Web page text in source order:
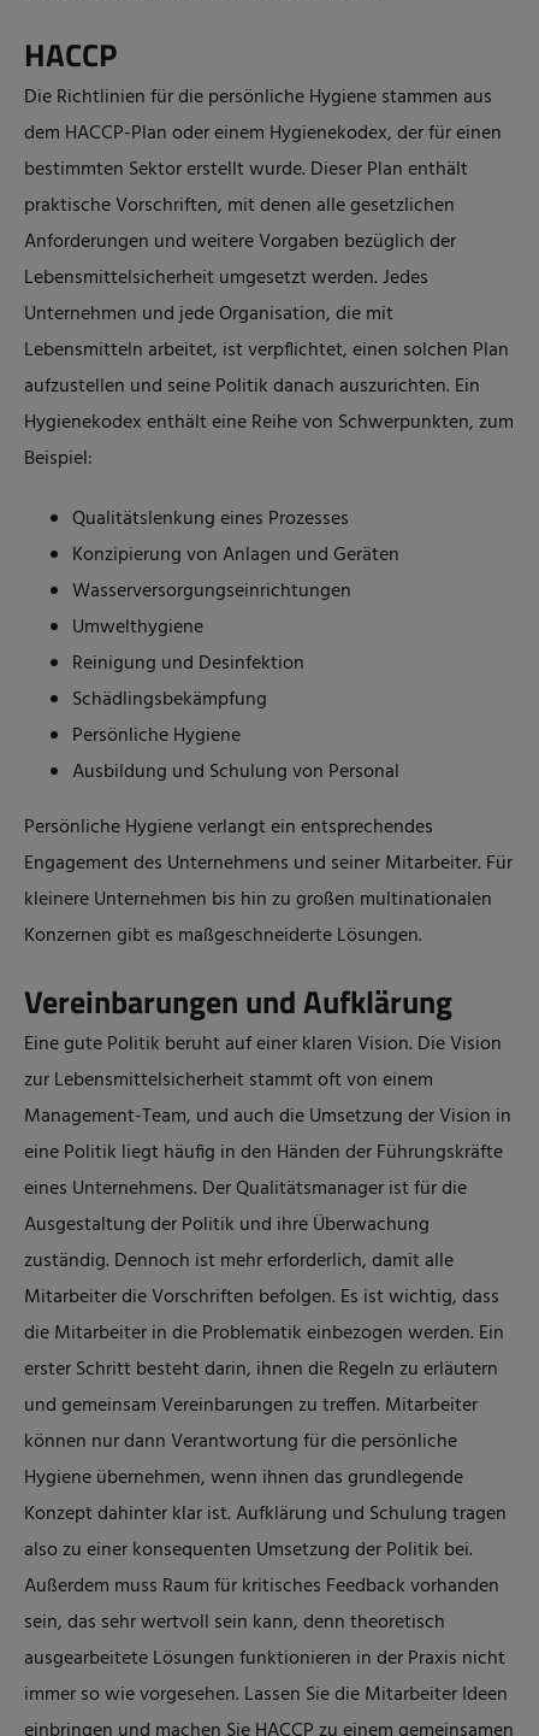
HACCP
Die Richtlinien für die persönliche Hygiene stammen aus
dem HACCP-Plan oder einem Hygienekodex, der für einen
bestimmten Sektor erstellt wurde. Dieser Plan enthält
praktische Vorschriften, mit denen alle gesetzlichen
Anforderungen und weitere Vorgaben bezüglich der
Lebensmittelsicherheit umgesetzt werden. Jedes
Unternehmen und jede Organisation, die mit
Lebensmitteln arbeitet, ist verpflichtet, einen solchen Plan
aufzustellen und seine Politik danach auszurichten. Ein
Hygienekodex enthält eine Reihe von Schwerpunkten, zum
Beispiel:
Qualitätslenkung eines Prozesses
Konzipierung von Anlagen und Geräten
Wasserversorgungseinrichtungen
Umwelthygiene
Reinigung und Desinfektion
Schädlingsbekämpfung
Persönliche Hygiene
Ausbildung und Schulung von Personal
Persönliche Hygiene verlangt ein entsprechendes
Engagement des Unternehmens und seiner Mitarbeiter. Für
kleinere Unternehmen bis hin zu großen multinationalen
Konzernen gibt es maßgeschneiderte Lösungen.
Vereinbarungen und Aufklärung
Eine gute Politik beruht auf einer klaren Vision. Die Vision
zur Lebensmittelsicherheit stammt oft von einem
Management-Team, und auch die Umsetzung der Vision in
eine Politik liegt häufig in den Händen der Führungskräfte
eines Unternehmens. Der Qualitätsmanager ist für die
Ausgestaltung der Politik und ihre Überwachung
zuständig. Dennoch ist mehr erforderlich, damit alle
Mitarbeiter die Vorschriften befolgen. Es ist wichtig, dass
die Mitarbeiter in die Problematik einbezogen werden. Ein
erster Schritt besteht darin, ihnen die Regeln zu erläutern
und gemeinsam Vereinbarungen zu treffen. Mitarbeiter
können nur dann Verantwortung für die persönliche
Hygiene übernehmen, wenn ihnen das grundlegende
Konzept dahinter klar ist. Aufklärung und Schulung tragen
also zu einer konsequenten Umsetzung der Politik bei.
Außerdem muss Raum für kritisches Feedback vorhanden
sein, das sehr wertvoll sein kann, denn theoretisch
ausgearbeitete Lösungen funktionieren in der Praxis nicht
immer so wie vorgesehen. Lassen Sie die Mitarbeiter Ideen